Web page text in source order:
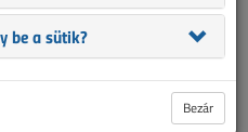
munkájára igényes, a
be a sütik?
Bezár